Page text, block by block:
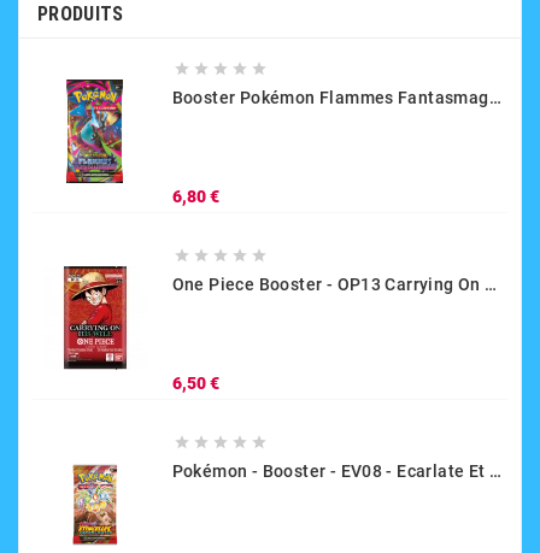
PRODUITS
    
Booster Pokémon Flammes Fantasmagoriques-Mega Évolution(modèle Aléatoire)
6,80 €Prix
    
One Piece Booster - OP13 Carrying On His Will- Version Anglaise
6,50 €Prix
    
Pokémon - Booster - EV08 - Ecarlate Et Violet - Étincelles Déferlantes